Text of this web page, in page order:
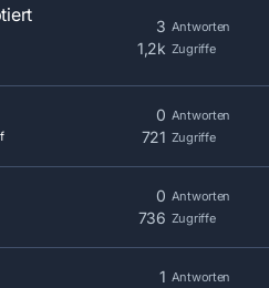
Antworten
3
Zugriffe
1,2k
Antworten
0
Zugriffe
721
Antworten
0
Zugriffe
736
Antworten
1